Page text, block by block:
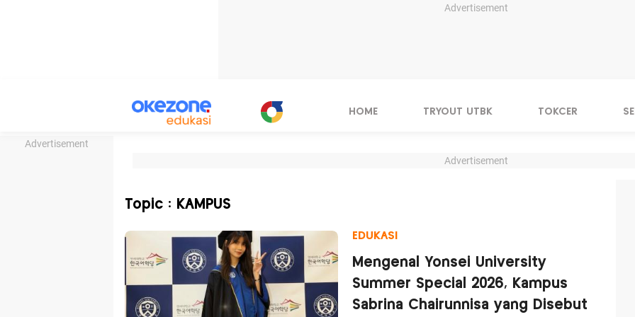
Advertisement
Advertisement
HOME TRYOUT UTBK TOKCER
Advertisement
Topic : KAMPUS
EDUKASI
Mengenal Yonsei University
Summer Special 2026, Kampus
Sabrina Chairunnisa yang Disebut